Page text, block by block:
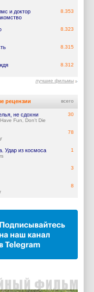
и доктор
8.353
8.323
8.315
8.312
лучшие фильмы
рецензии всего
не сдохни
Fun, Don't Die
30
78
Удар из космоса 1
3
8